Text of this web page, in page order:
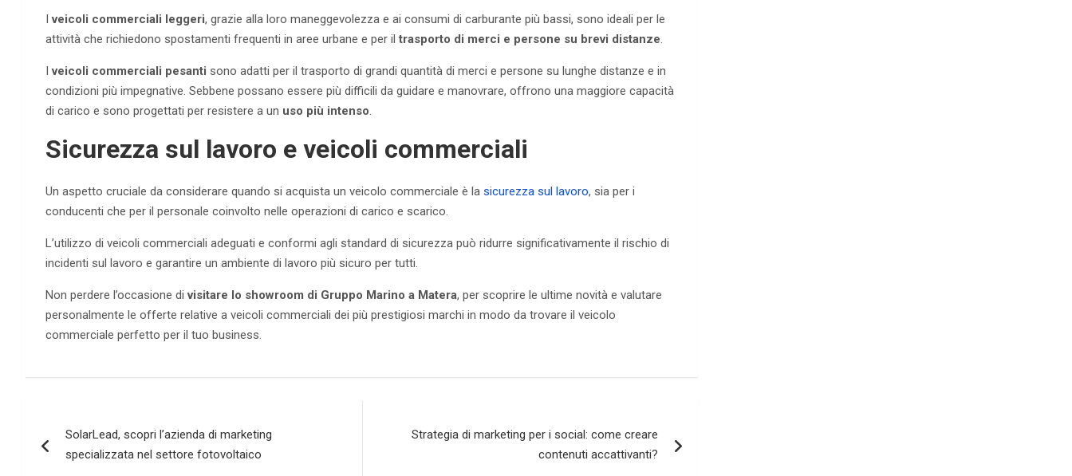
Iveicoli commerciali leggeri, grazie alla loro maneggevolezza e ai consumi di carburante più bassi, sono ideali per le
attività che richiedono spostamenti frequenti in aree urbane e per iltrasporto di merci e persone su brevi distanze.
Iveicoli commerciali pesanti sono adatti per il trasporto di grandi quantità di merci e persone su lunghe distanze e in
condizioni più impegnative. Sebbene possano essere più difficili da guidare e manovrare, offrono una maggiore capacità
di carico e sono progettati per resistere a un uso più intenso.
Sicurezza sul lavoro e veicoli commerciali
Un aspetto cruciale da considerare quando si acquista un veicolo commerciale è la sicurezza sul lavoro, sia per i
conducenti che per il personale coinvolto nelle operazioni di carico e scarico.
L’utilizzo di veicoli commerciali adeguati e conformi agli standard di sicurezza può ridurre significativamente il rischio di
incidenti sul lavoro e garantire un ambiente di lavoro più sicuro per tutti.
Non perdere l’occasione divisitare lo showroom di Gruppo Marino a Matera, per scoprire le ultime novità e valutare
personalmente le offerte relative a veicoli commerciali dei più prestigiosi marchi in modo da trovare il veicolo
commerciale perfetto per il tuo business.
articoli
SolarLead, scopri l’azienda di marketing
specializzata nel settore fotovoltaico
Strategia di marketing per i social: come creare
contenuti accattivanti?